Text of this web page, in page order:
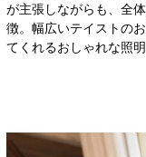
が主張しながらも、全
徴。幅広いテイストの
てくれるおしゃれな照明